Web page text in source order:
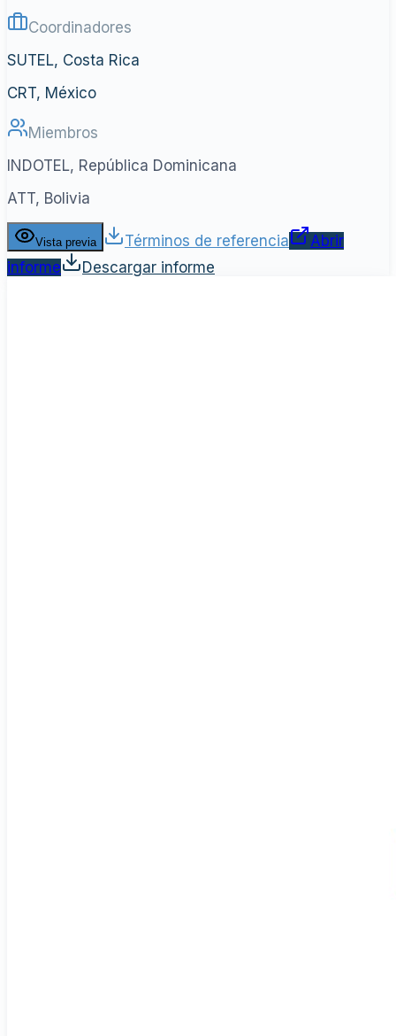
Coordinadores
SUTEL, Costa Rica
CRT, México
Miembros
INDOTEL, República Dominicana
ATT, Bolivia
Vista previa Términos de referencia
Abrir
informe
Descargar informe